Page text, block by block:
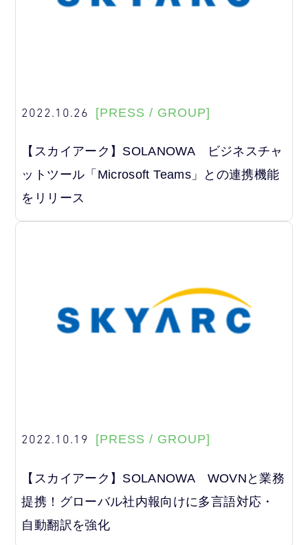
2022.10.26 [PRESS / GROUP]
【スカイアーク】SOLANOWA ビジネスチャ
ットツール「Microsoft Teams」との連携機能
をリリース
2022.10.19 [PRESS / GROUP]
【スカイアーク】SOLANOWA WOVNと業務
提携！グローバル社内報向けに多言語対応・
自動翻訳を強化